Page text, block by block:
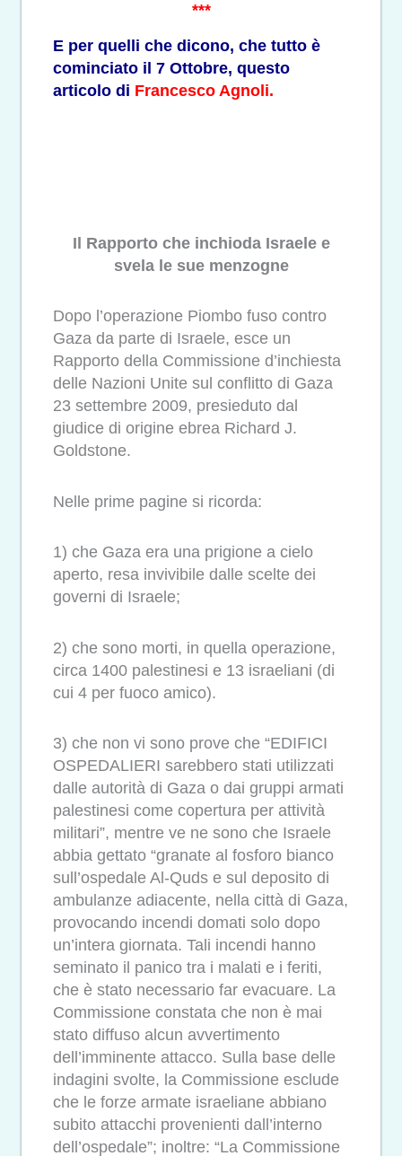
***
E per quelli che dicono, che tutto è
cominciato il 7 Ottobre, questo
articolo di Francesco Agnoli.
Il Rapporto che inchioda Israele e
svela le sue menzogne
Dopo l’operazione Piombo fuso contro
Gaza da parte di Israele, esce un
Rapporto della Commissione d’inchiesta
delle Nazioni Unite sul conflitto di Gaza
23 settembre 2009, presieduto dal
giudice di origine ebrea Richard J.
Goldstone.
Nelle prime pagine si ricorda:
1) che Gaza era una prigione a cielo
aperto, resa invivibile dalle scelte dei
governi di Israele;
2) che sono morti, in quella operazione,
circa 1400 palestinesi e 13 israeliani (di
cui 4 per fuoco amico).
3) che non vi sono prove che “EDIFICI
OSPEDALIERI sarebbero stati utilizzati
dalle autorità di Gaza o dai gruppi armati
palestinesi come copertura per attività
militari”, mentre ve ne sono che Israele
abbia gettato “granate al fosforo bianco
sull’ospedale Al-Quds e sul deposito di
ambulanze adiacente, nella città di Gaza,
provocando incendi domati solo dopo
un’intera giornata. Tali incendi hanno
seminato il panico tra i malati e i feriti,
che è stato necessario far evacuare. La
Commissione constata che non è mai
stato diffuso alcun avvertimento
dell’imminente attacco. Sulla base delle
indagini svolte, la Commissione esclude
che le forze armate israeliane abbiano
subito attacchi provenienti dall’interno
dell’ospedale”; inoltre: “La Commissione